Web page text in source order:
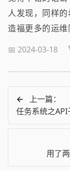
人发现，同样
造福更多的运维
📅 2024-03-18
←
上一篇：
任务系统之API
用了